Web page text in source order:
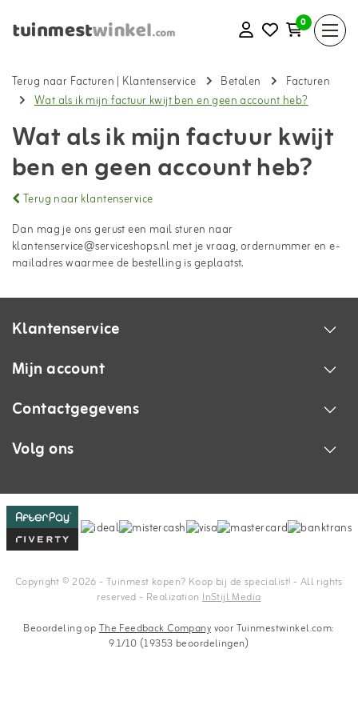
0
Terug naar Facturen | Klantenservice Betalen
Facturen
Wat als ik mijn factuur kwijt ben en geen account heb?
Wat als ik mijn factuur kwijt
ben en geen account heb?
Terug naar klantenservice
Dan mag je ons gerust een mail sturen naar
klantenservice@serviceshops.nl met je vraag, ordernummer en e-
mailadres waarmee de bestelling is geplaatst.
Klantenservice
Mijn account
Contactgegevens
Volg ons
Copyright © 2026 - Tuinmest kopen? Koop bij de specialist! - All rights
reserved - RealizationInStijl Media
Beoordeling opThe Feedback Companyvoor Tuinmestwinkel.com:
9.1/10 (19353 beoordelingen)